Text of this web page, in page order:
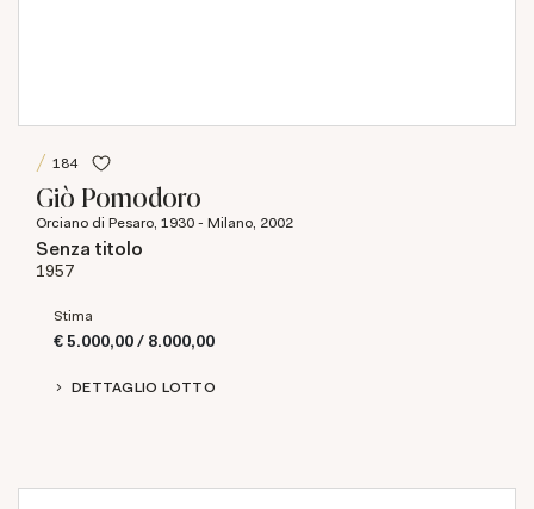
184
Giò Pomodoro
Orciano di Pesaro, 1930 - Milano, 2002
Senza titolo
1957
Stima
€ 5.000,00 / 8.000,00
DETTAGLIO LOTTO